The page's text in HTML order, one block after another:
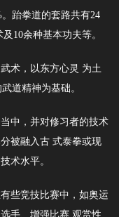
跆拳道的套路共有24
10余种基本功夫等。
术，以东方心灵 为土
道精神为基础。
中，并对修习者的技术
被融入古 式泰拳或现
术水平。
些竞技比赛中，如奥运
手、增强比赛 观赏性